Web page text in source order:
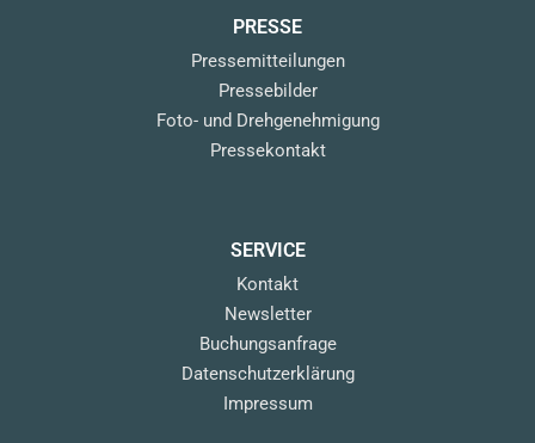
PRESSE
Pressemitteilungen
Pressebilder
Foto- und Drehgenehmigung
Pressekontakt
SERVICE
Kontakt
Newsletter
Buchungsanfrage
Datenschutzerklärung
Impressum